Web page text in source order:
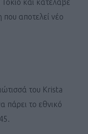
και κατέλαβε
αποτελεί νέο
του Krista
πάρει το εθνικό